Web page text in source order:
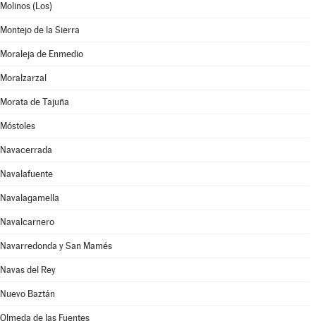
Molinos (Los)
Montejo de la Sierra
Moraleja de Enmedio
Moralzarzal
Morata de Tajuña
Móstoles
Navacerrada
Navalafuente
Navalagamella
Navalcarnero
Navarredonda y San Mamés
Navas del Rey
Nuevo Baztán
Olmeda de las Fuentes